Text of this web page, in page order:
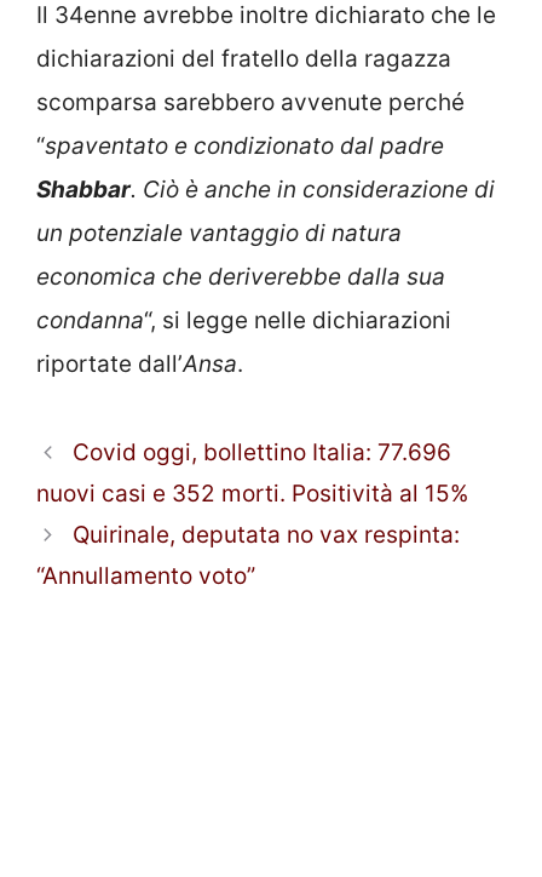
Il 34enne avrebbe inoltre dichiarato che le
dichiarazioni del fratello della ragazza
scomparsa sarebbero avvenute perché
“spaventato e condizionato dal padre
Shabbar. Ciò è anche in considerazione di
un potenziale vantaggio di natura
economica che deriverebbe dalla sua
condanna“, si legge nelle dichiarazioni
riportate dall’Ansa.
Covid oggi, bollettino Italia: 77.696
nuovi casi e 352 morti. Positività al 15%
Quirinale, deputata no vax respinta:
“Annullamento voto”